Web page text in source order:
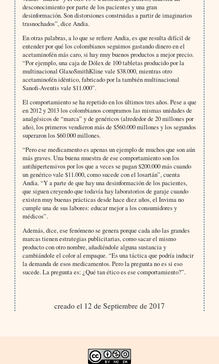
desconocimiento por parte de los pacientes y una gran
desinformación. Son distorsiones construidas a partir de imaginarios
trasnochados”, dice Andia.
En otras palabras, a lo que se refiere Andia, es que resulta difícil de
entender por qué los colombianos seguimos gastando dinero en el
acetaminofén más caro, si hay muy buenos productos a mejor precio.
“Por ejemplo, una caja de Dólex de 100 tabletas producido por la
multinacional GlaxoSmithKline vale $38.000, mientras otro
acetaminofén idéntico, fabricado por la también multinacional
Sanofi-Aventis vale $11.000”.
El comportamiento se ha repetido en los últimos tres años. Pese a que
en 2012 y 2013 los colombianos compramos las mismas unidades de
analgésicos de “marca” y de genéricos (alrededor de 20 millones por
año), los primeros vendieron más de $560.000 millones y los segundos
superaron los $60.000 millones.
“Pero ese medicamento es apenas un ejemplo de muchos que son aún
más graves. Una buena muestra de ese comportamiento son los
antihipertensivos por los que a veces se pagan $200.000 más cuando
un genérico vale $11.000, como sucede con el losartán”, cuenta
Andia. “Y a parte de que hay una desinformación de los pacientes,
que siguen creyendo que todavía hay laboratorios de garaje cuando
existen muy buenas prácticas desde hace diez años, el Invima no
cumple una de sus labores: educar mejor a los consumidores y
médicos”.
Además, dice, ese fenómeno se genera porque cada año las grandes
marcas tienen estrategias publicitarias, como sacar el mismo
producto con otro nombre, añadiéndole alguna sustancia y
cambiándole el color al empaque. “Es una táctica que podría inducir
la demanda de esos medicamentos. Pero la pregunta no es si eso
sucede. La pregunta es: ¿Qué tan ético es ese comportamiento?”.
creado el 12 de Septiembre de 2017